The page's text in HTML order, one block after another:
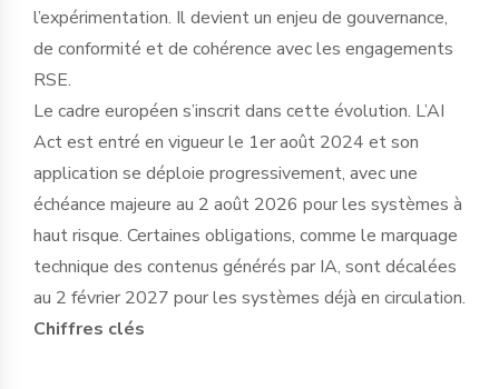
l’expérimentation. Il devient un enjeu de gouvernance,
de conformité et de cohérence avec les engagements
RSE.
Le cadre européen s’inscrit dans cette évolution. L’AI
Act est entré en vigueur le 1er août 2024 et son
application se déploie progressivement, avec une
échéance majeure au 2 août 2026 pour les systèmes à
haut risque. Certaines obligations, comme le marquage
technique des contenus générés par IA, sont décalées
au 2 février 2027 pour les systèmes déjà en circulation.
Chiffres clés